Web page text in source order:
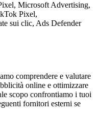
Microsoft Advertising,
Pixel,
sui clic, Ads Defender
comprendere e valutare
online e ottimizzare
scopo confrontiamo i tuoi
fornitori esterni se